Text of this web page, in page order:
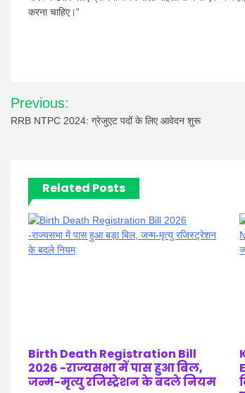
करना चाहिए।”
Post
navigation
Previous:
RRB NTPC 2024: ग्रेजुएट पदों के लिए आवेदन शुरू
Related Posts
Birth Death Registration Bill
2026 -राज्यसभा में पास हुआ बिल,
जन्म-मृत्यु रजिस्ट्रेशन के बदले नियम